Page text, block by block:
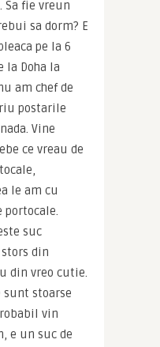
Sa fie vreun
sa dorm? E
pe la 6
la Doha la
am chef de
postarile
Vine
ce vreau de
le am cu
portocale.
suc
din
din vreo cutie.
sunt stoarse
vin
e un suc de